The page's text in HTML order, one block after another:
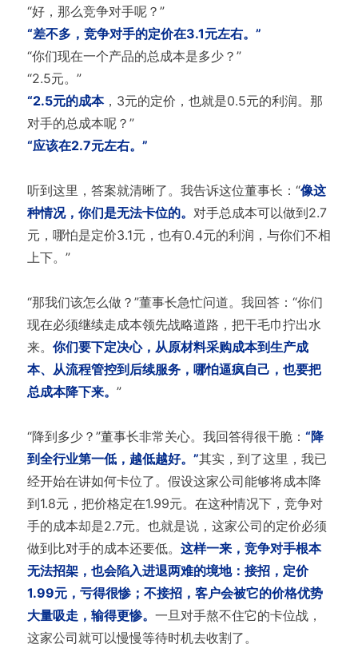
“好，那么竞争对手呢？”
“差不多，竞争对手的定价在3.1元左右。”
“你们现在一个产品的总成本是多少？”
“2.5元。”
“2.5元的成本，3元的定价，也就是0.5元的利润。那
对手的总成本呢？”
“应该在2.7元左右。”
听到这里，答案就清晰了。我告诉这位董事长：“像这
种情况，你们是无法卡位的。 对手总成本可以做到2.7
元，哪怕是定价3.1元，也有0.4元的利润，与你们不相
上下。”
“那我们该怎么做？”董事长急忙问道。我回答：“你们
现在必须继续走成本领先战略道路，把干毛巾拧出水
来。 你们要下定决心，从原材料采购成本到生产成
本、从流程管控到后续服务，哪怕逼疯自己，也要把
总成本降下来。 ”
“降到多少？”董事长非常关心。我回答得很干脆： “降
到全行业第一低，越低越好。”其实，到了这里，我已
经开始在讲如何卡位了。假设这家公司能够将成本降
到1.8元，把价格定在1.99元。在这种情况下，竞争对
手的成本却是2.7元。也就是说，这家公司的定价必须
做到比对手的成本还要低。 这样一来，竞争对手根本
无法招架，也会陷入进退两难的境地：接招，定价
1.99元，亏得很惨；不接招，客户会被它的价格优势
大量吸走，输得更惨。 一旦对手熬不住它的卡位战，
这家公司就可以慢慢等待时机去收割了。